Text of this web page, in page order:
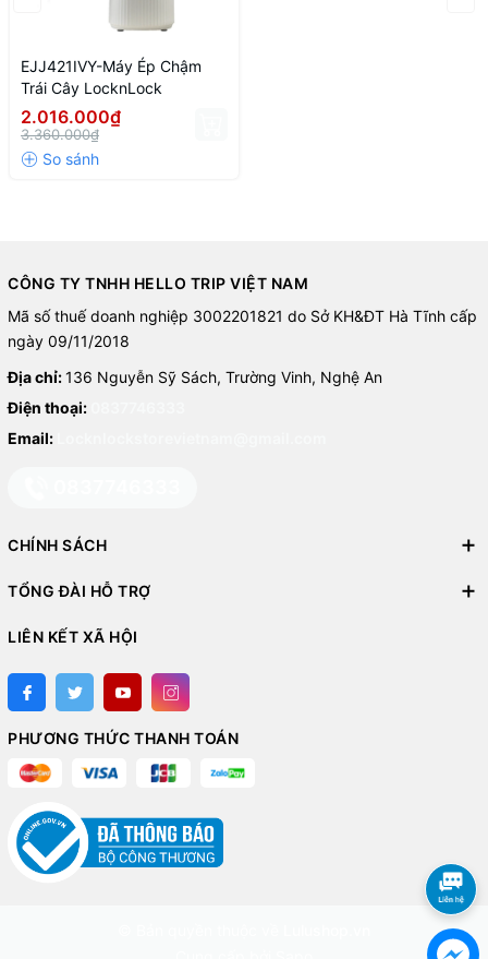
EJJ421IVY-Máy Ép Chậm
Trái Cây LocknLock
2.016.000₫
3.360.000₫
CÔNG TY TNHH HELLO TRIP VIỆT NAM
Mã số thuế doanh nghiệp 3002201821 do Sở KH&ĐT Hà Tĩnh cấp
ngày 09/11/2018
Địa chỉ:136 Nguyễn Sỹ Sách, Trường Vinh, Nghệ An
Điện thoại:
Email:
CHÍNH SÁCH
TỔNG ĐÀI HỖ TRỢ
LIÊN KẾT XÃ HỘI
PHƯƠNG THỨC THANH TOÁN